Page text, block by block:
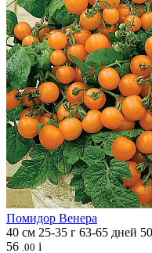
Помидор Венера
40 см 25-35 г 63-65 дней
56 .00 i